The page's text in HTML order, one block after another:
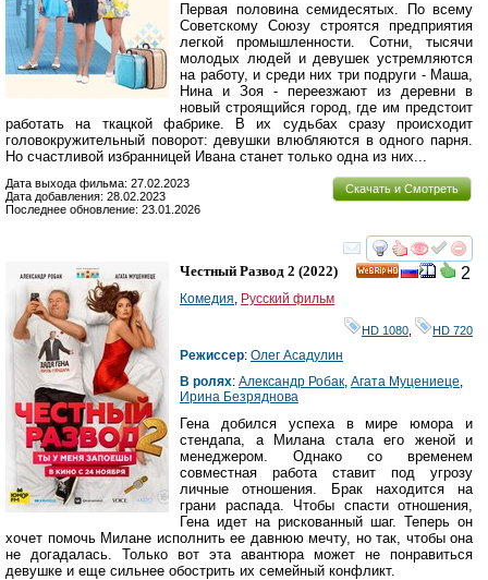
Первая половина семидесятых. По всему
Советскому Союзу строятся предприятия
легкой промышленности. Сотни, тысячи
молодых людей и девушек устремляются
на работу, и среди них три подруги - Маша,
Нина и Зоя - переезжают из деревни в
новый строящийся город, где им предстоит
работать на ткацкой фабрике. В их судьбах сразу происходит
головокружительный поворот: девушки влюбляются в одного парня.
Но счастливой избранницей Ивана станет только одна из них...
Скачать и Смотреть
Дата выхода фильма: 27.02.2023
Дата добавления: 28.02.2023
Последнее обновление: 23.01.2026
смотреть
2
Честный Развод 2 (2022)
Комедия, Русский фильм
HD 1080 HD 720
Режиссер: Олег Асадулин
В ролях: Александр Робак, Агата Муцениеце,
Ирина Безряднова
Гена добился успеха в мире юмора и
стендапа, а Милана стала его женой и
менеджером. Однако со временем
совместная работа ставит под угрозу
личные отношения. Брак находится на
грани распада. Чтобы спасти отношения,
Гена идет на рискованный шаг. Теперь он
хочет помочь Милане исполнить ее давнюю мечту, но так, чтобы она
не догадалась. Только вот эта авантюра может не понравиться
девушке и еще сильнее обострить их семейный конфликт.